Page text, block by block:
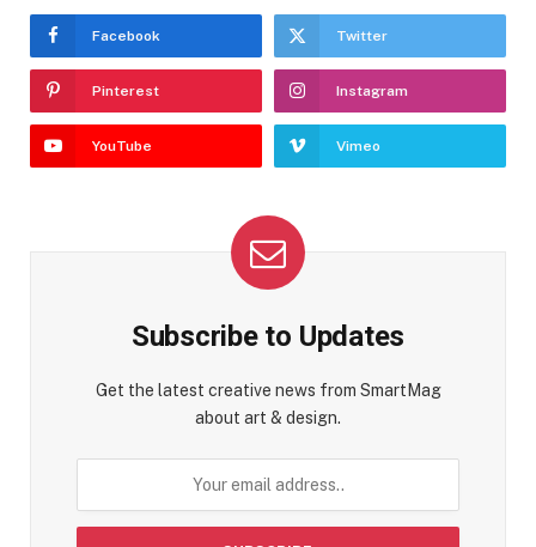
Facebook Twitter
Pinterest Instagram
YouTube Vimeo
Subscribe to Updates
Get the latest creative news from SmartMag
about art & design.